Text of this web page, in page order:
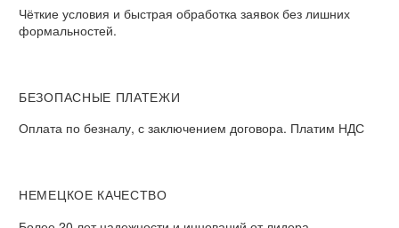
Чёткие условия и быстрая обработка заявок без лишних
формальностей.
БЕЗОПАСНЫЕ ПЛАТЕЖИ
Оплата по безналу, с заключением договора. Платим НДС
НЕМЕЦКОЕ КАЧЕСТВО